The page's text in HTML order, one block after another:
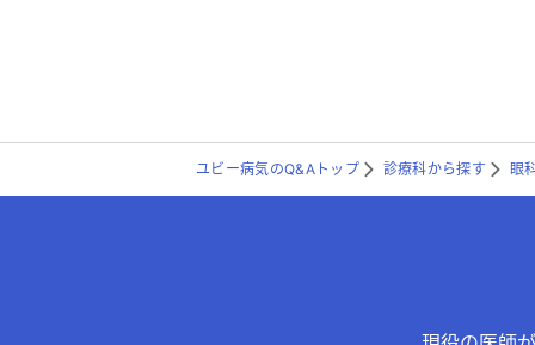
ユビー病気のQ&Aトップ 診療科から探す 眼